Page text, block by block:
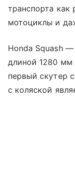
транспорта
мотоциклы и
Honda Squash
длиной 1280
первый скутер
с коляской